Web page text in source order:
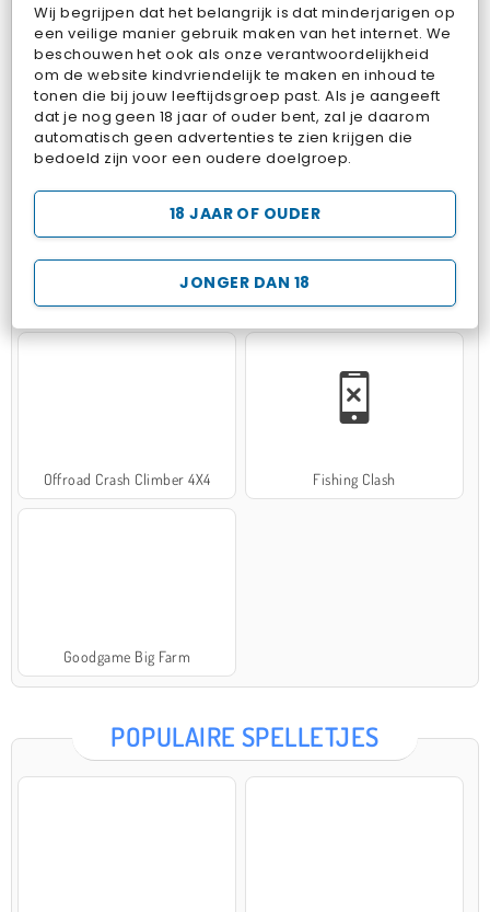
Wij begrijpen dat het belangrijk is dat minderjarigen op
een veilige manier gebruik maken van het internet. We
beschouwen het ook als onze verantwoordelijkheid
om de website kindvriendelijk te maken en inhoud te
tonen die bij jouw leeftijdsgroep past. Als je aangeeft
dat je nog geen 18 jaar of ouder bent, zal je daarom
automatisch geen advertenties te zien krijgen die
bedoeld zijn voor een oudere doelgroep.
JONGER DAN 18
18 JAAR OF OUDER
Pop Fruit Bubbits
Hospital Surgeon Doctor Game Potion Sort
Offroad Crash Climber 4X4 Fishing Clash
Goodgame Big Farm
POPULAIRE SPELLETJES